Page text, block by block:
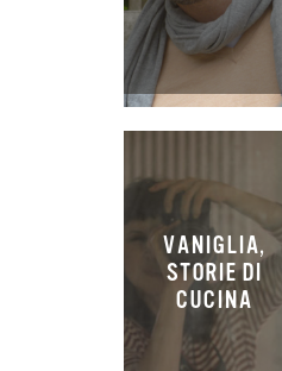
VANIGLIA,
STORIE DI
CUCINA